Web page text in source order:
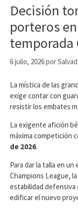
Decisión
porteros
temporada
6 julio, 2026por
​La mística de las
exige contar con
resistir los embates
La exigente afición
máxima competición
de 2026.
Para dar la talla en
Champions League,
estabilidad defensiva
edificar el nuevo